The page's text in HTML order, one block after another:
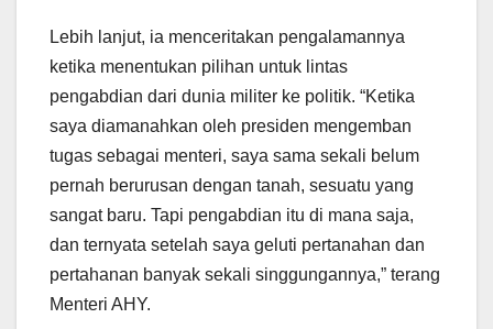
Lebih lanjut, ia menceritakan pengalamannya
ketika menentukan pilihan untuk lintas
pengabdian dari dunia militer ke politik. “Ketika
saya diamanahkan oleh presiden mengemban
tugas sebagai menteri, saya sama sekali belum
pernah berurusan dengan tanah, sesuatu yang
sangat baru. Tapi pengabdian itu di mana saja,
dan ternyata setelah saya geluti pertanahan dan
pertahanan banyak sekali singgungannya,” terang
Menteri AHY.